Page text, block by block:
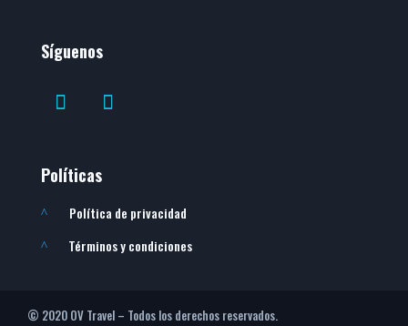
Síguenos
Políticas
^ Política de privacidad
^ Términos y condiciones
© 2020 OV Travel – Todos los derechos reservados.